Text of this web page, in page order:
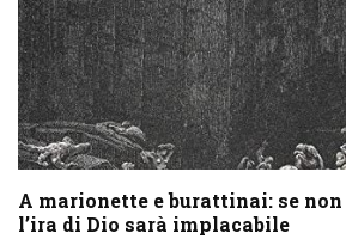
A marionette e burattinai: se
l’ira di Dio sarà implacabile